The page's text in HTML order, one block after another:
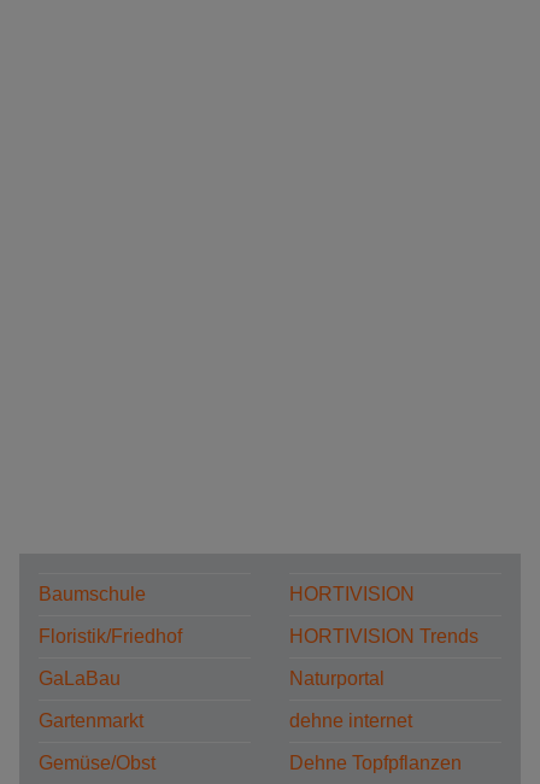
Baumschule
Floristik/Friedhof
GaLaBau
Gartenmarkt
Gemüse/Obst
HORTIVISION
HORTIVISION Trends
Naturportal
dehne internet
Dehne Topfpflanzen